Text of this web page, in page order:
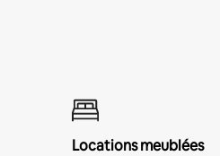
Locations meublées